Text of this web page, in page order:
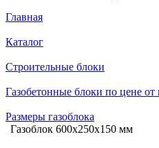
Главная
Каталог
Строительные блоки
Газобетонные блоки по цене от
Размеры газоблока
Газоблок 600х250х150 мм